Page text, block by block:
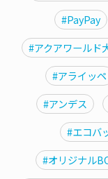
#PayPay
#アクアワールド
#アライッペ
#アンデス
#エコバ
#オリジナル